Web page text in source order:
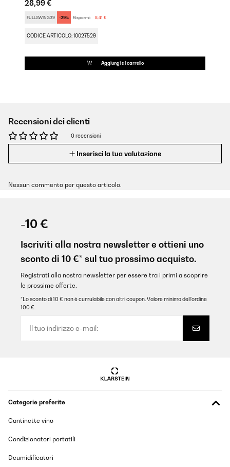
28,99 €
FULLSWING29 -29% Risparmi: 8,41 €
CODICE ARTICOLO: 10027529
Aggiungi al carrello
Recensioni dei clienti
0 recensioni
Inserisci la tua valutazione
Nessun commento per questo articolo.
-10 €
Iscriviti alla nostra newsletter e ottieni uno
sconto di 10 €* sul tuo prossimo acquisto.
Registrati alla nostra newsletter per essere tra i primi a scoprire
le prossime offerte.
*Lo sconto di 10 € non è cumulabile con altri coupon. Valore minimo dell’ordine
100 €.
Categorie preferite
Cantinette vino
Condizionatori portatili
Deumidificatori